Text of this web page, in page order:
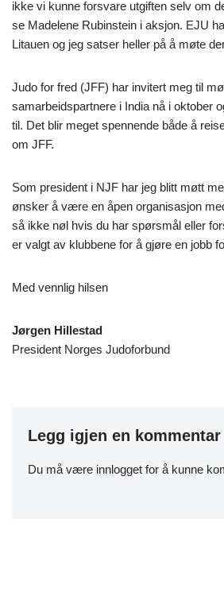
ikke vi kunne forsvare utgiften selv om
se Madelene Rubinstein i aksjon. EJU
Litauen og jeg satser heller på å møte
Judo for fred (JFF) har invitert meg til
samarbeidspartnere i India nå i oktober
til. Det blir meget spennende både å
om JFF.
Som president i NJF har jeg blitt møtt
ønsker å være en åpen organisasjon
så ikke nøl hvis du har spørsmål eller
er valgt av klubbene for å gjøre en jobb
Med vennlig hilsen
Jørgen Hillestad
President Norges Judoforbund
Legg igjen en kommentar
Du må være innlogget for å kunne